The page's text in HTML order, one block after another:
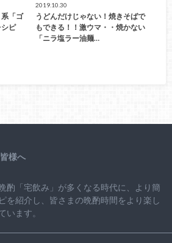
「ゴ
ピ
2019.10.30
うどんだけじゃない！焼きそばで
もできる！！激ウマ・・焼かない
「ニラ塩ラー油麺…
様へ
酌「宅飲み」が多くなる時代に、より簡
を紹介し、皆さまの晩酌時間をより楽し
います。